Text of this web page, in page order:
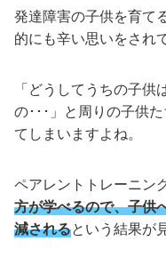
発達障害の子供を育て
的にも辛い思いをされ
「どうしてうちの子
の･･･」と周りの子供
てしまいますよね。
ペアレントトレーニン
方が学べるので、子供
減されるという結果が